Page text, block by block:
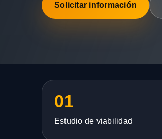
Solicitar información
01
Estudio de viabilidad